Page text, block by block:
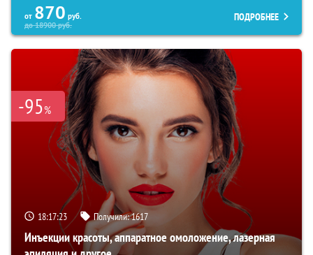
от 870 руб.
до18900руб.
ПОДРОБНЕЕ
-95%
18:17:21 Получили:1617
Инъекции красоты, аппаратное омоложение, лазерная